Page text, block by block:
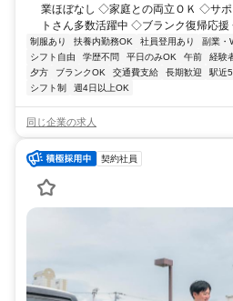
業ほぼなし ◇家庭との両立ＯＫ ◇サ
トさん多数活躍中 ◇ブランク復帰応援
制服あり 扶養内勤務OK 社員登用あり 副業・
シフト自由
学歴不問 平日のみOK 午前 経験
夕方
ブランクOK 交通費支給 長期歓迎 駅近
シフト制
週4日以上OK
同じ企業の求人
契約社員